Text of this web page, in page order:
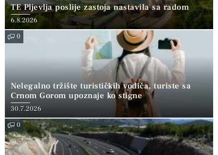
TE Pljevlja poslije zastoja nastavila sa radom
6.8.2026
0
Nelegalno tržište turističkih vodiča, turiste sa
Crnom Gorom upoznaje ko stigne
30.7.2026
0